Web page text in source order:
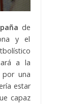
de
y el
a la
una
estar
capaz